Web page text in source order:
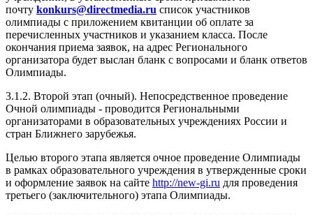
учреждении, в установленные сроки присылает на
почту konkurs@directmedia.ru список участников
олимпиады с приложением квитанции об оплате за
перечисленных участников и указанием класса. После
окончания приема заявок, на адрес Регионального
организатора будет выслан бланк с вопросами и бланк ответов
Олимпиады.
3.1.2. Второй этап (очный). Непосредственное проведение
Очной олимпиады - проводится Региональными
организаторами в образовательных учреждениях России и
стран Ближнего зарубежья.
Целью второго этапа является очное проведение Олимпиады
в рамках образовательного учреждения в утвержденные сроки
и оформление заявок на сайте http://new-gi.ru для проведения
третьего (заключительного) этапа Олимпиады.